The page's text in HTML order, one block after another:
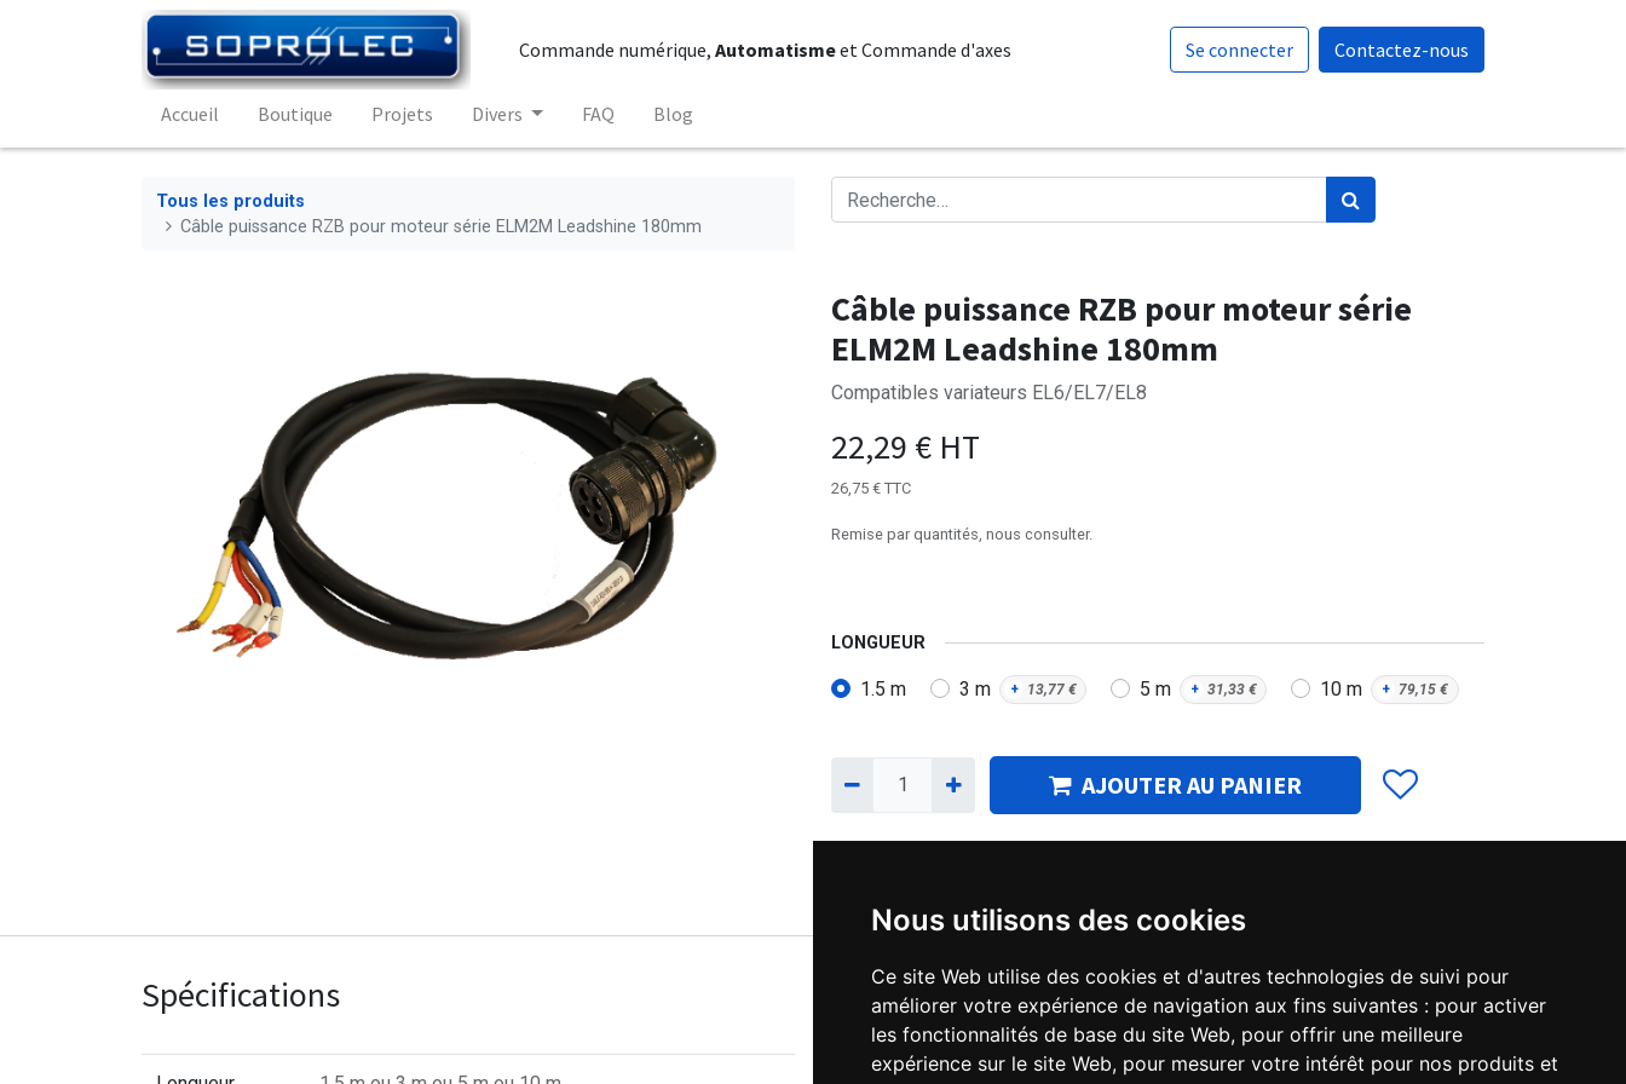
Nous utilisons des cookies
Ce site Web utilise des cookies et d'autres technologies de suivi pour
améliorer votre expérience de navigation aux fins suivantes : pour activer
les fonctionnalités de base du site Web, pour offrir une meilleure
expérience sur le site Web, pour mesurer votre intérêt pour nos produits et
Commande numérique,Automatismeet Commande d'axes Se connecter Contactez-nous
Accueil Boutique Projets Divers FAQ Blog
Tous les produits
Câble puissance RZB pour moteur série ELM2M Leadshine 180mm
Câble puissance RZB pour moteur série
ELM2M Leadshine 180mm
Compatibles variateurs EL6/EL7/EL8
22,29 € HT
26,75 € TTC
Remise par quantités, nous consulter.
LONGUEUR
1.5 m 3 m + 13,77 € 5 m + 31,33 € 10 m + 79,15 €
AJOUTER AU PANIER
Spécifications Ajouter pour comparer